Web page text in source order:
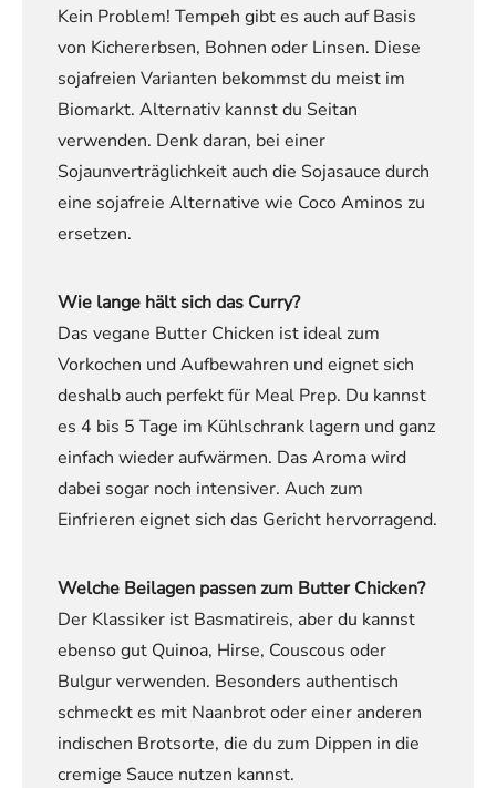
Kein Problem! Tempeh gibt es auch auf Basis
von Kichererbsen, Bohnen oder Linsen. Diese
sojafreien Varianten bekommst du meist im
Biomarkt. Alternativ kannst du Seitan
verwenden. Denk daran, bei einer
Sojaunverträglichkeit auch die Sojasauce durch
eine sojafreie Alternative wie Coco Aminos zu
ersetzen.
Wie lange hält sich das Curry?
Das vegane Butter Chicken ist ideal zum
Vorkochen und Aufbewahren und eignet sich
deshalb auch perfekt für Meal Prep. Du kannst
es 4 bis 5 Tage im Kühlschrank lagern und ganz
einfach wieder aufwärmen. Das Aroma wird
dabei sogar noch intensiver. Auch zum
Einfrieren eignet sich das Gericht hervorragend.
Welche Beilagen passen zum Butter Chicken?
Der Klassiker ist Basmatireis, aber du kannst
ebenso gut Quinoa, Hirse, Couscous oder
Bulgur verwenden. Besonders authentisch
schmeckt es mit Naanbrot oder einer anderen
indischen Brotsorte, die du zum Dippen in die
cremige Sauce nutzen kannst.